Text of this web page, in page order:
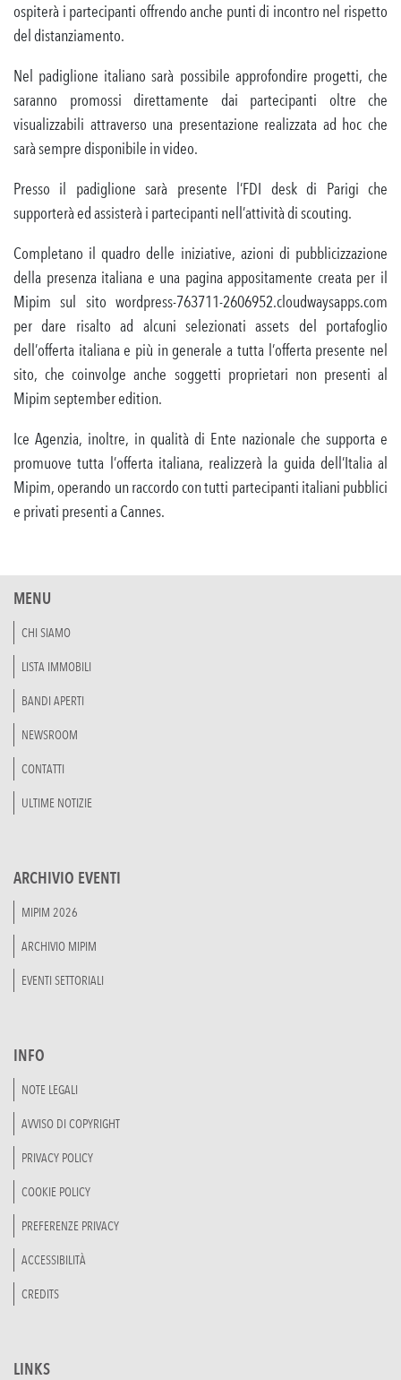
ospiterà i partecipanti offrendo anche punti di incontro nel rispetto
del distanziamento.
Nel padiglione italiano sarà possibile approfondire progetti, che
saranno promossi direttamente dai partecipanti oltre che
visualizzabili attraverso una presentazione realizzata ad hoc che
sarà sempre disponibile in video.
Presso il padiglione sarà presente l’FDI desk di Parigi che
supporterà ed assisterà i partecipanti nell’attività di scouting.
Completano il quadro delle iniziative, azioni di pubblicizzazione
della presenza italiana e una pagina appositamente creata per il
Mipim sul sito wordpress-763711-2606952.cloudwaysapps.com
per dare risalto ad alcuni selezionati assets del portafoglio
dell’offerta italiana e più in generale a tutta l’offerta presente nel
sito, che coinvolge anche soggetti proprietari non presenti al
Mipim september edition.
Ice Agenzia, inoltre, in qualità di Ente nazionale che supporta e
promuove tutta l’offerta italiana, realizzerà la guida dell’Italia al
Mipim, operando un raccordo con tutti partecipanti italiani pubblici
e privati presenti a Cannes.
MENU
CHI SIAMO
LISTA IMMOBILI
BANDI APERTI
NEWSROOM
CONTATTI
ULTIME NOTIZIE
ARCHIVIO EVENTI
MIPIM 2026
ARCHIVIO MIPIM
EVENTI SETTORIALI
INFO
NOTE LEGALI
AVVISO DI COPYRIGHT
PRIVACY POLICY
COOKIE POLICY
PREFERENZE PRIVACY
ACCESSIBILITÀ
CREDITS
LINKS